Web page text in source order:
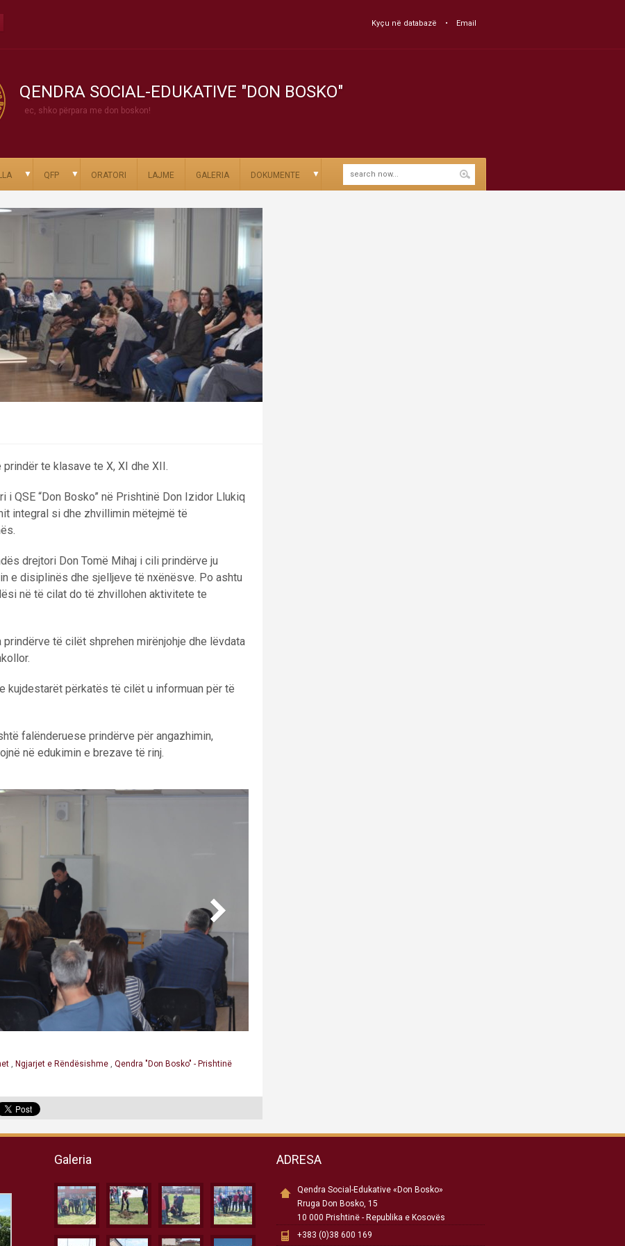
Kyçu në databazë Email
QENDRA SOCIAL-EDUKATIVE "DON BOSKO"
ec, shko përpara me don boskon!
▼ QFP ▼ ORATORI LAJME GALERIA DOKUMENTE ▼
te klasave te X, XI dhe XII.
i QSE “Don Bosko” në Prishtinë Don Izidor Llukiq
integral si dhe zhvillimin mëtejmë të
drejtori Don Tomë Mihaj i cili prindërve ju
e disiplinës dhe sjelljeve të nxënësve. Po ashtu
në të cilat do të zhvillohen aktivitete te
të cilët shprehen mirënjohje dhe lëvdata
kujdestarët përkatës të cilët u informuan për të
falënderuese prindërve për angazhimin,
në edukimin e brezave të rinj.
, Ngjarjet e Rëndësishme , Qendra "Don Bosko" - Prishtinë
Galeria ADRESA
Qendra Social-Edukative «Don Bosko»
Rruga Don Bosko, 15
10 000 Prishtinë - Republika e Kosovës
+383 (0)38 600 169